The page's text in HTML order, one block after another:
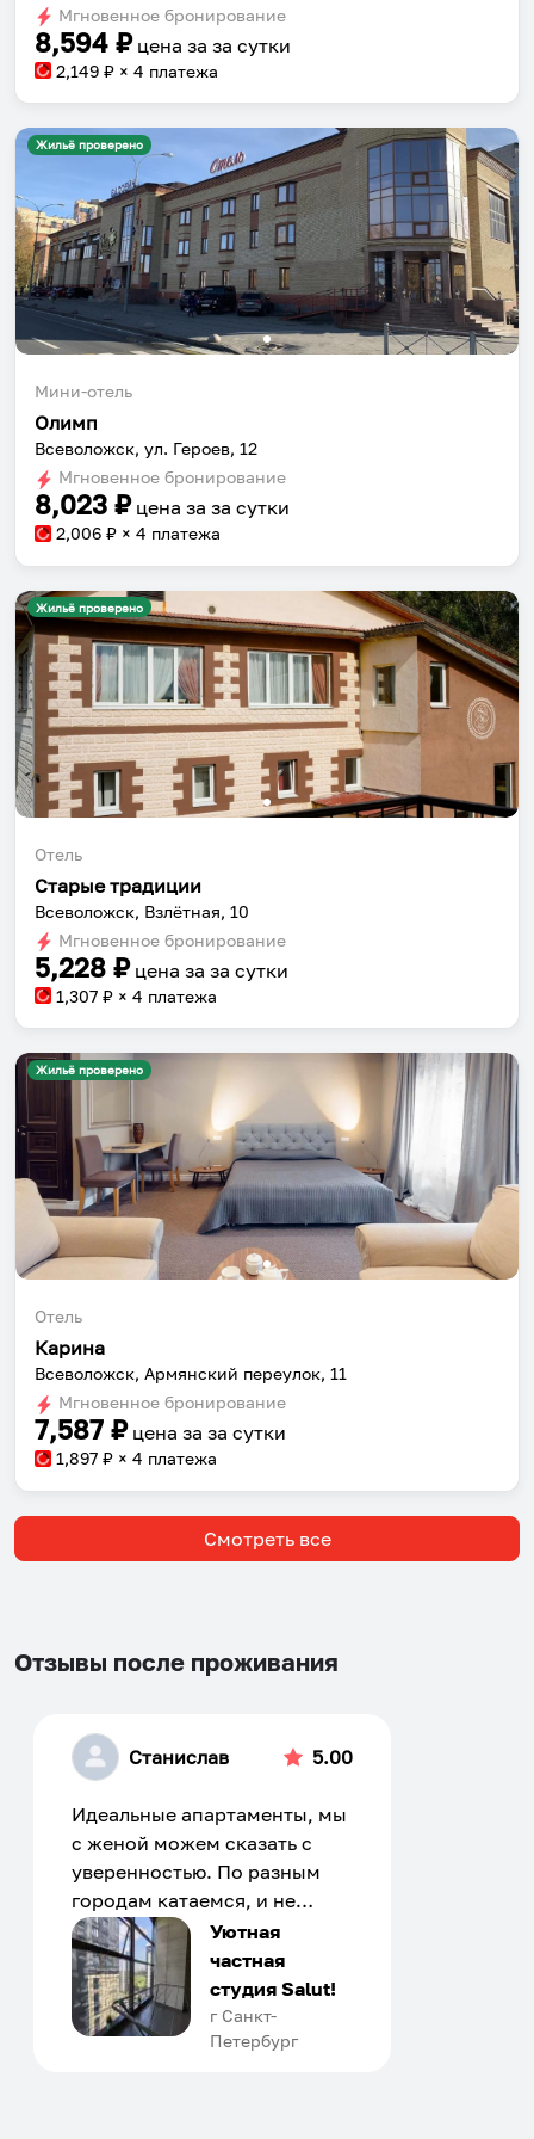
changing
dates.
changing
dates.
Мгновенное бронирование
8,594 ₽ цена за за сутки
2,149 ₽ × 4 платежа
Жильё проверено
Мини-отель
Олимп
Всеволожск, ул. Героев, 12
Мгновенное бронирование
8,023 ₽ цена за за сутки
2,006 ₽ × 4 платежа
Жильё проверено
Отель
Старые традиции
Всеволожск, Взлётная, 10
Мгновенное бронирование
5,228 ₽ цена за за сутки
1,307 ₽ × 4 платежа
Жильё проверено
Отель
Карина
Всеволожск, Армянский переулок, 11
Мгновенное бронирование
7,587 ₽ цена за за сутки
1,897 ₽ × 4 платежа
Смотреть все
Отзывы после проживания
Станислав 5.00
Идеальные апартаменты, мы
с женой можем сказать с
уверенностью. По разным
городам катаемся, и не
только в России. Сервис на
отличном уровне. Хозяин
апартаментов доброй души
человек, всегда можно
договориться, подскажет
Уютная
частная
студия Salut!
г Санкт-
Петербург